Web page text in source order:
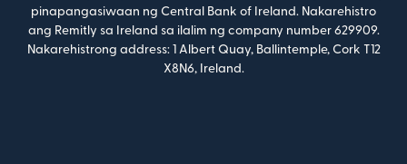
pinapangasiwaan ng Central Bank of Ireland. Nakarehistro
ang Remitly sa Ireland sa ilalim ng company number 629909.
Nakarehistrong address: 1 Albert Quay, Ballintemple, Cork T12
X8N6, Ireland.